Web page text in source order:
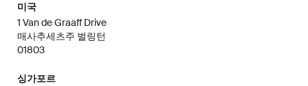
미국
1 Van de Graaff Drive
매사추세츠주 벌링턴
01803
싱가포르